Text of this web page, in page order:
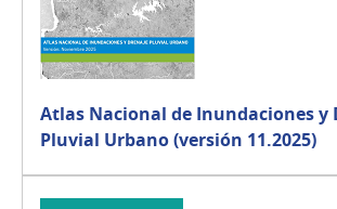
Atlas Nacional de Inundaciones y
Pluvial Urbano (versión 11.2025)